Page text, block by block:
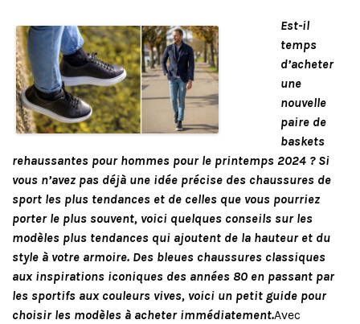
Est-il
temps
d’acheter
une
nouvelle
paire de
baskets
rehaussantes pour hommes pour le printemps 2024 ? Si
vous n’avez pas déjà une idée précise des chaussures de
sport les plus tendances et de celles que vous pourriez
porter le plus souvent, voici quelques conseils sur les
modèles plus tendances qui ajoutent de la hauteur et du
style à votre armoire. Des bleues chaussures classiques
aux inspirations iconiques des années 80 en passant par
les sportifs aux couleurs vives, voici un petit guide pour
choisir les modèles à acheter immédiatement.Avec